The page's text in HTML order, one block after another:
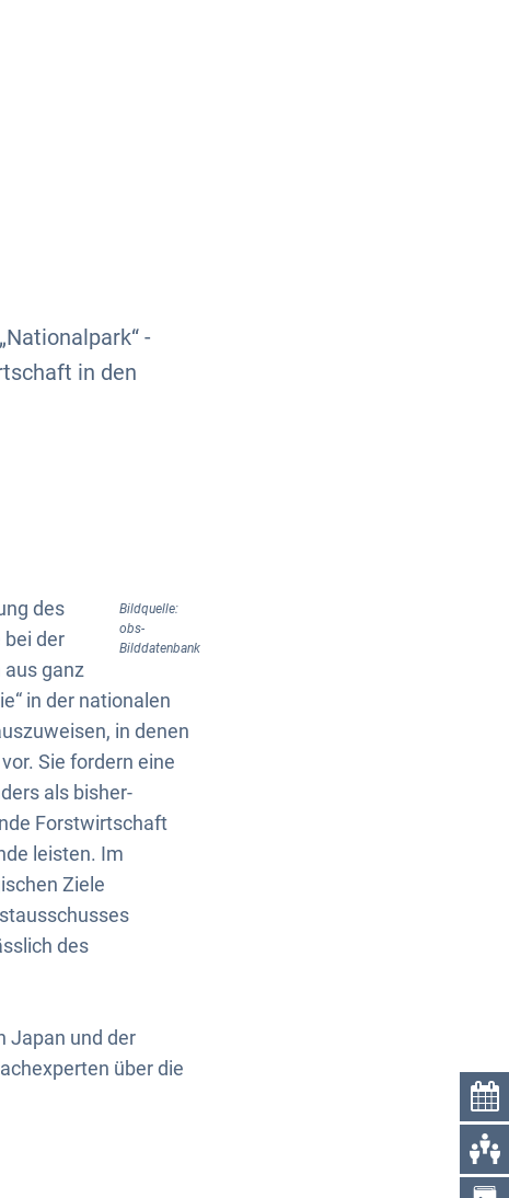
-
in den
Bildquelle:
obs-
Bilddatenbank
des
bei der
ganz
in der nationalen
in denen
Sie fordern eine
als bisher-
Forstwirtschaft
leisten. Im
Ziele
des
Japan und der
über die